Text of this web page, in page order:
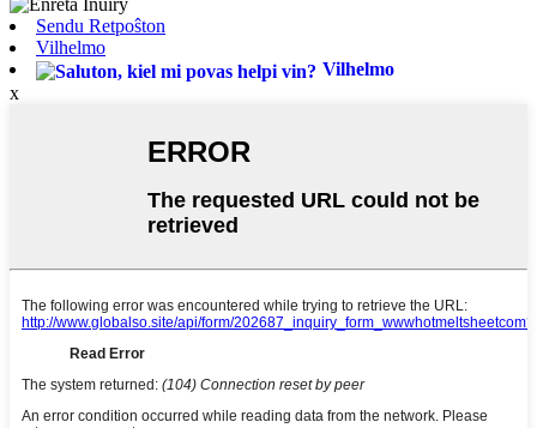
Sendu Retpoŝton
Vilhelmo
Vilhelmo
x